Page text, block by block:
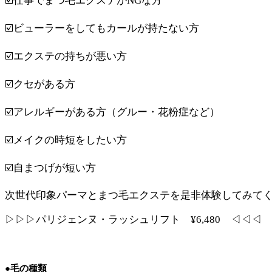
☑️ビューラーをしてもカールが持たない方
☑️エクステの持ちが悪い方
☑️クセがある方
☑️アレルギーがある方（グルー・花粉症など）
☑️メイクの時短をしたい方
☑️自まつげが短い方
次世代印象パーマとまつ毛エクステを是非体験してみて
▷▷▷パリジェンヌ・ラッシュリフト ¥6,480 ◁◁◁
●毛の種類